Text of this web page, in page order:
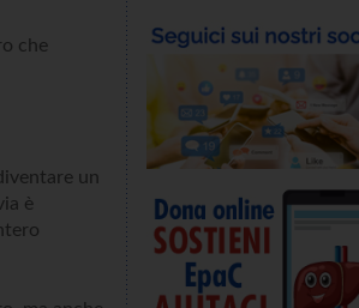
che
un
è